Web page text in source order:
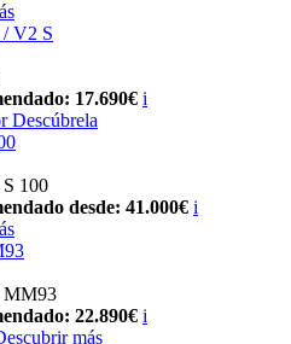
/ V2 S
17.690€ i
Descúbrela
100
desde: 41.000€ i
MM93
22.890€ i
más